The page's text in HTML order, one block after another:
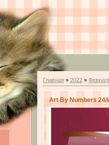
Главная » 2022 »
Art By Numbers 24/